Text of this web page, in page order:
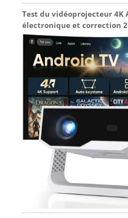
Test du vidéoprojecteur 4K
électronique et correction